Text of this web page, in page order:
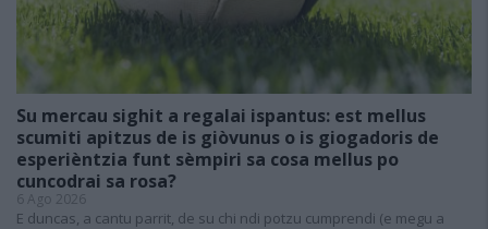
Su mercau sighit a regalai ispantus: est mellus
scumiti apitzus de is giòvunus o is giogadoris de
esperièntzia funt sèmpiri sa cosa mellus po
cuncodrai sa rosa?
6 Ago 2026
E duncas, a cantu parrit, de su chi ndi potzu cumprendi (e megu a